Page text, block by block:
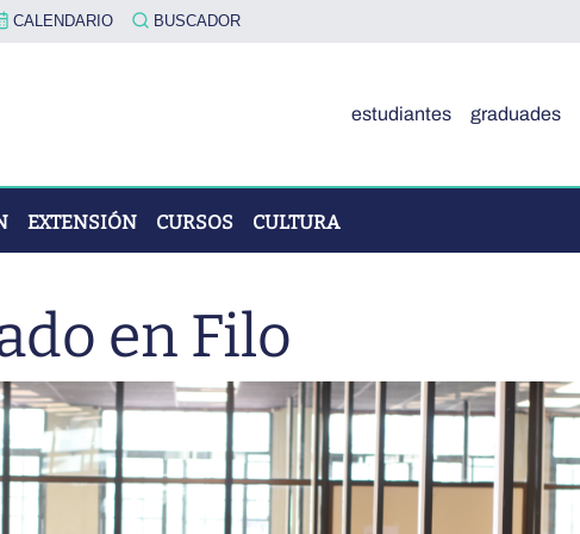
CALENDARIO BUSCADOR
estudiantes graduades
EXTENSIÓN CURSOS CULTURA
en Filo